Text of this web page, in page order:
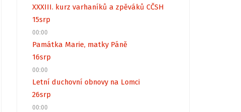
XXXIII. kurz varhaníků a zpěváků CČSH
15srp
00:00
Památka Marie, matky Páně
16srp
00:00
Letní duchovní obnovy na Lomci
26srp
00:00